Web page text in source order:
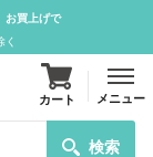
お買上げで
く
検索
カート メニュー